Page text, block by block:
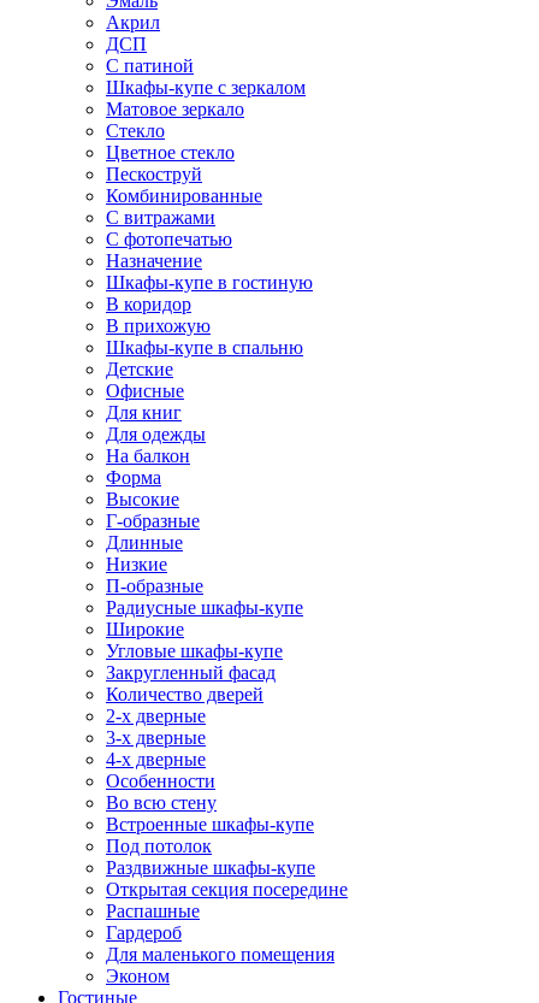
Акрил
ДСП
С патиной
Шкафы-купе с зеркалом
Матовое зеркало
Стекло
Цветное стекло
Пескоструй
Комбинированные
С витражами
С фотопечатью
Назначение
Шкафы-купе в гостиную
В коридор
В прихожую
Шкафы-купе в спальню
Детские
Офисные
Для книг
Для одежды
На балкон
Форма
Высокие
Г-образные
Длинные
Низкие
П-образные
Радиусные шкафы-купе
Широкие
Угловые шкафы-купе
Закругленный фасад
Количество дверей
2-х дверные
3-х дверные
4-х дверные
Особенности
Во всю стену
Встроенные шкафы-купе
Под потолок
Раздвижные шкафы-купе
Открытая секция посередине
Распашные
Гардероб
Для маленького помещения
Эконом
Гостиные